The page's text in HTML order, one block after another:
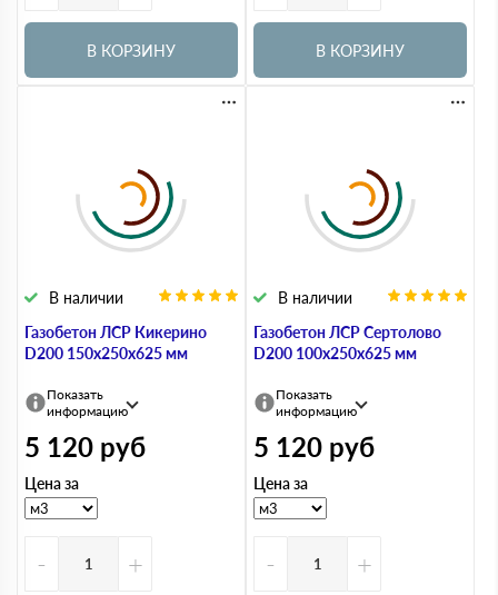
В КОРЗИНУ В КОРЗИНУ
Газобетон ЛСР Кикерино
D200 150х250х625 мм
В наличии
Показать
информацию
5 120 руб
Цена за
- +
Газобетон ЛСР Сертолово
D200 100х250х625 мм
В наличии
Показать
информацию
5 120 руб
Цена за
- +